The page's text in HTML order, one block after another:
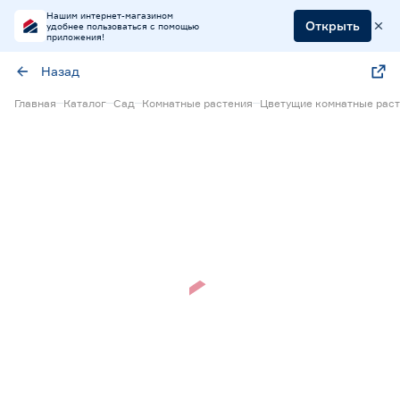
Нашим интернет-магазином
удобнее пользоваться с помощью
приложения!
Открыть
Назад
Главная Каталог Сад Комнатные растения Цветущие комнатные